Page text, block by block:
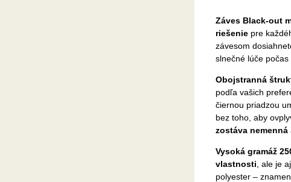
Záves Black-out
riešenie pre
závesom
slnečné lúče
Obojstranná
podľa vašich
čiernou priadzou
bez toho, aby
zostáva nemenná
Vysoká gramáž
vlastnosti , ale je aj
polyester –